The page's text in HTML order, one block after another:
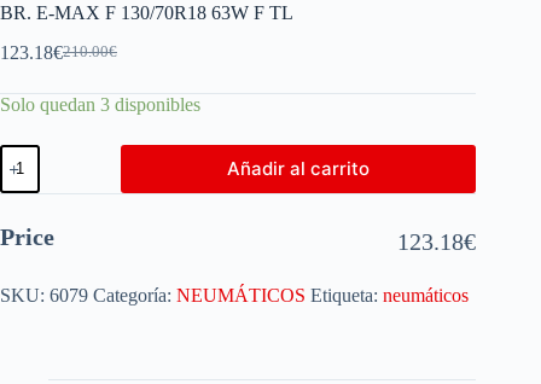
BR. E-MAX F 130/70R18 63W F TL
210.00€
123.18€
Solo quedan 3 disponibles
Añadir al carrito
Price 123.18€
SKU: 6079 Categoría: NEUMÁTICOS Etiqueta: neumáticos